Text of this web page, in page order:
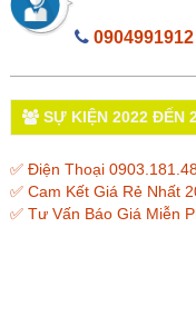
0904991912
SỰ KIỆN 2022 ĐẾN
✅ Điện Thoại
✅ Cam Kết Giá Rẻ Nhất
✅ Tư Vấn Báo Giá Miễn